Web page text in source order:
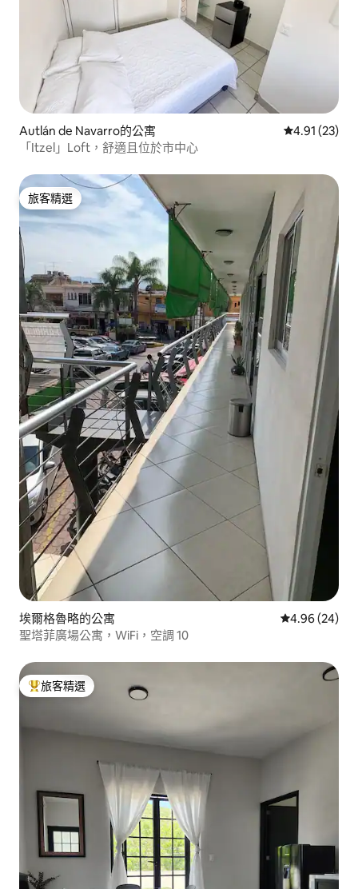
Autlán de Navarro的公寓 從 23 則評價
4.91 (23)
「Itzel」Loft，舒適且位於市中心
旅客精選
旅客精選
埃爾格魯略的公寓 從 24 則評價
4.96 (24)
聖塔菲廣場公寓，WiFi，空調 10
旅客精選榜首
旅客精選